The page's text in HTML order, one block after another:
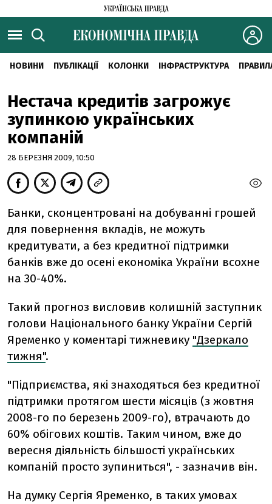
НОВИНИ ПУБЛІКАЦІЇ КОЛОНКИ ІНФРАСТРУКТУРА
Нестача кредитів загрожує
зупинкою українських
компаній
28 БЕРЕЗНЯ 2009, 10:50
Банки, сконцентровані на добуванні грошей
для повернення вкладів, не можуть
кредитувати, а без кредитної підтримки
банків вже до осені економіка України всохне
на 30-40%.
Такий прогноз висловив колишній заступник
голови Національного банку України Сергій
Яременко у коментарі тижневику "Дзеркало
тижня".
"Підприємства, які знаходяться без кредитної
підтримки протягом шести місяців (з жовтня
2008-го по березень 2009-го), втрачають до
60% обігових коштів. Таким чином, вже до
вересня діяльність більшості українських
компаній просто зупиниться", - зазначив він.
На думку Сергія Яременко, в таких умовах